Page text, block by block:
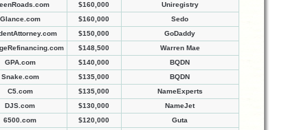
$160,000
Uniregistry
Glance.com
$160,000
Sedo
$150,000
GoDaddy
$148,500
Warren Mae
GPA.com
$140,000
BQDN
Snake.com
$135,000
BQDN
C5.com
$135,000
NameExperts
DJS.com
$130,000
NameJet
6500.com
$120,000
Guta